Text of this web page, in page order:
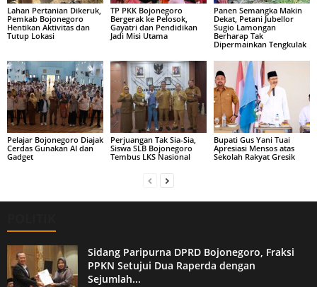
Lahan Pertanian Dikeruk,
Pemkab Bojonegoro
Hentikan Aktivitas dan
Tutup Lokasi
TP PKK Bojonegoro
Bergerak ke Pelosok,
Gayatri dan Pendidikan
Jadi Misi Utama
Panen Semangka Makin
Dekat, Petani Jubellor
Sugio Lamongan
Berharap Tak
Dipermainkan Tengkulak
Pelajar Bojonegoro Diajak
Cerdas Gunakan AI dan
Gadget
Perjuangan Tak Sia-Sia,
Siswa SLB Bojonegoro
Tembus LKS Nasional
Bupati Gus Yani Tuai
Apresiasi Mensos atas
Sekolah Rakyat Gresik
Sidang Paripurna DPRD Bojonegoro, Fraksi
PPKN Setujui Dua Raperda dengan
Sejumlah...